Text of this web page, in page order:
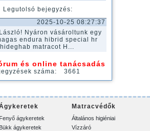
Legutolsó bejegyzés:
2025-10-25 08:27:37
Nyáron vásároltunk egy
endura hibrid special hr
hideghab matracot H...
és online tanácsadás
száma: 3661
Fenyő ágykeretek
Bükk ágykeretek
Matracvédők
Általános higiéniai
Vízzáró